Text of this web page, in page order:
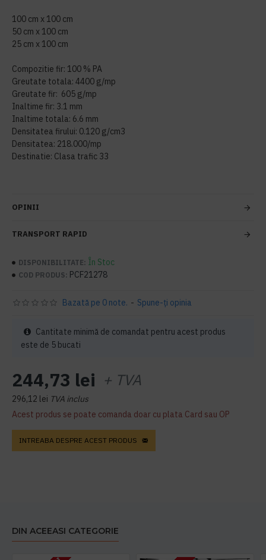
100 cm x 100 cm
50 cm x 100 cm
25 cm x 100 cm
Compozitie fir: 100 % PA
Greutate totala: 4400 g/mp
Greutate fir: 605 g/mp
Inaltime fir: 3.1 mm
Inaltime totala: 6.6 mm
Densitatea firului: 0.120 g/cm3
Densitatea: 218.000/mp
Destinatie: Clasa trafic 33
OPINII
TRANSPORT RAPID
DISPONIBILITATE: În Stoc
COD PRODUS: PCF21278
Bazată pe 0 note. - Spune-ţi opinia
244,73 lei + TVA
296,12 lei TVA inclus
Acest produs se poate comanda doar cu plata Card sau OP
Cantitate minimă de comandat pentru acest produs
este de 5 bucati
INTREABA DESPRE ACEST PRODUS
DIN ACEEASI CATEGORIE